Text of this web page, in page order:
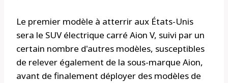
Le premier modèle à atterrir aux États-Unis
sera le SUV électrique carré Aion V, suivi par un
certain nombre d'autres modèles, susceptibles
de relever également de la sous-marque Aion,
avant de finalement déployer des modèles de